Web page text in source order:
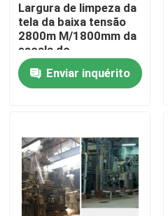
Contacte-nos
notícia
máquina de revestimento
stenter do ajuste do calor
Largura de limpeza da
tela da baixa tensão
2800m M/1800mm da
escala do
descoramento da
corda de alta
velocidade
Enviar inquérito